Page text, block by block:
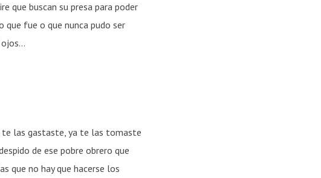
que buscan su presa para poder
fue o que nunca pudo ser
ojos…
te las gastaste, ya te las tomaste
de ese pobre obrero que
que no hay que hacerse los